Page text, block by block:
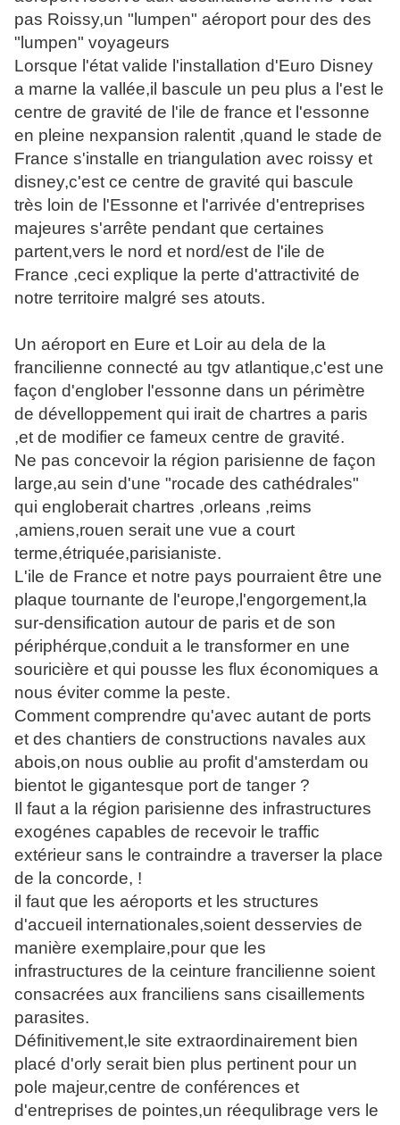
pas Roissy,un "lumpen" aéroport pour des des
"lumpen" voyageurs
Lorsque l'état valide l'installation d'Euro Disney
a marne la vallée,il bascule un peu plus a l'est le
centre de gravité de l'ile de france et l'essonne
en pleine nexpansion ralentit ,quand le stade de
France s'installe en triangulation avec roissy et
disney,c'est ce centre de gravité qui bascule
très loin de l'Essonne et l'arrivée d'entreprises
majeures s'arrête pendant que certaines
partent,vers le nord et nord/est de l'ile de
France ,ceci explique la perte d'attractivité de
notre territoire malgré ses atouts.
Un aéroport en Eure et Loir au dela de la
francilienne connecté au tgv atlantique,c'est une
façon d'englober l'essonne dans un périmètre
de dévelloppement qui irait de chartres a paris
,et de modifier ce fameux centre de gravité.
Ne pas concevoir la région parisienne de façon
large,au sein d'une "rocade des cathédrales"
qui engloberait chartres ,orleans ,reims
,amiens,rouen serait une vue a court
terme,étriquée,parisianiste.
L'ile de France et notre pays pourraient être une
plaque tournante de l'europe,l'engorgement,la
sur-densification autour de paris et de son
périphérque,conduit a le transformer en une
souricière et qui pousse les flux économiques a
nous éviter comme la peste.
Comment comprendre qu'avec autant de ports
et des chantiers de constructions navales aux
abois,on nous oublie au profit d'amsterdam ou
bientot le gigantesque port de tanger ?
Il faut a la région parisienne des infrastructures
exogénes capables de recevoir le traffic
extérieur sans le contraindre a traverser la place
de la concorde, !
il faut que les aéroports et les structures
d'accueil internationales,soient desservies de
manière exemplaire,pour que les
infrastructures de la ceinture francilienne soient
consacrées aux franciliens sans cisaillements
parasites.
Définitivement,le site extraordinairement bien
placé d'orly serait bien plus pertinent pour un
pole majeur,centre de conférences et
d'entreprises de pointes,un réequlibrage vers le